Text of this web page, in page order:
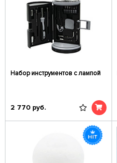
Набор инструментов с лампой
2 770 руб.